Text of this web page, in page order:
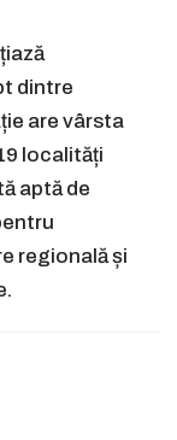
dintre
are vârsta
localități
aptă de
regională și